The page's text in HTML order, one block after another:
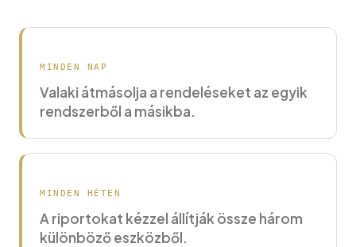
MINDEN NAP
Valaki átmásolja a rendeléseket az egyik
rendszerből a másikba.
MINDEN HÉTEN
A riportokat kézzel állítják össze három
különböző eszközből.